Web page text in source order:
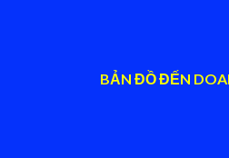
BẢN ĐỒ ĐẾN